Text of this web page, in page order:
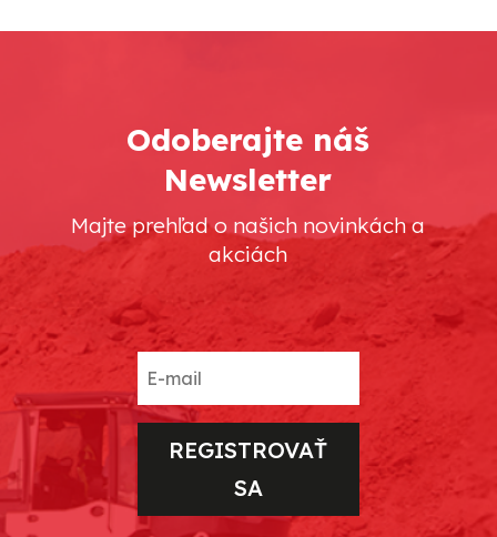
Odoberajte náš
Newsletter
Majte prehľad o našich novinkách a
akciách
REGISTROVAŤ
SA